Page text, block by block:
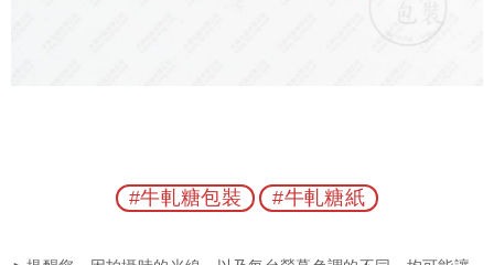
#牛軋糖包裝 #牛軋糖紙